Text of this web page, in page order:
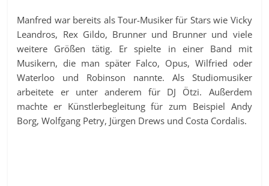
Manfred war bereits als Tour-Musiker für Stars wie Vicky
Leandros, Rex Gildo, Brunner und Brunner und viele
weitere Größen tätig. Er spielte in einer Band mit
Musikern, die man später Falco, Opus, Wilfried oder
Waterloo und Robinson nannte. Als Studiomusiker
arbeitete er unter anderem für DJ Ötzi. Außerdem
machte er Künstlerbegleitung für zum Beispiel Andy
Borg, Wolfgang Petry, Jürgen Drews und Costa Cordalis.